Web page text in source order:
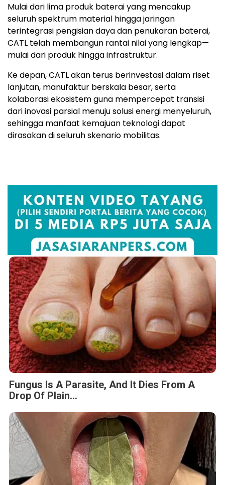
Mulai dari lima produk baterai yang mencakup
seluruh spektrum material hingga jaringan
terintegrasi pengisian daya dan penukaran baterai,
CATL telah membangun rantai nilai yang lengkap—
mulai dari produk hingga infrastruktur.
Ke depan, CATL akan terus berinvestasi dalam riset
lanjutan, manufaktur berskala besar, serta
kolaborasi ekosistem guna mempercepat transisi
dari inovasi parsial menuju solusi energi menyeluruh,
sehingga manfaat kemajuan teknologi dapat
dirasakan di seluruh skenario mobilitas.
Fungus Is A Parasite, And It Dies From A
Drop Of Plain...